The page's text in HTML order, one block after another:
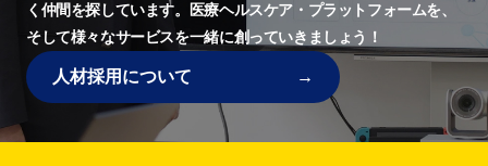
く仲間を探しています。
医療ヘルスケア・プラットフォームを、
そして様々なサービスを一緒に創っていきましょう！
人材採用について